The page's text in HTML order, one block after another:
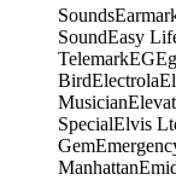
Sounds
SoundEasy
TelemarkEG
BirdElectrola
Musician
SpecialElvis
Gem
Manhattan